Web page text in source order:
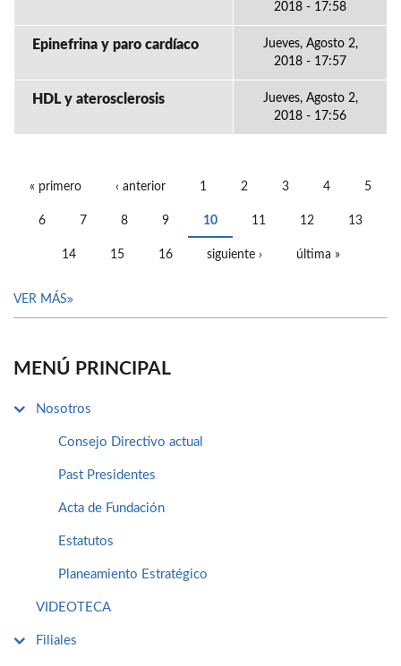
2018 - 17:58
Epinefrina y paro cardíaco
Jueves, Agosto 2,
2018 - 17:57
HDL y aterosclerosis
Jueves, Agosto 2,
2018 - 17:56
« primero ‹ anterior 1 2 3 4 5
6 7 8 9 10 11 12 13
14 15 16 siguiente › última »
VER MÁS
MENÚ PRINCIPAL
Nosotros
Consejo Directivo actual
Past Presidentes
Acta de Fundación
Estatutos
Planeamiento Estratégico
VIDEOTECA
Filiales